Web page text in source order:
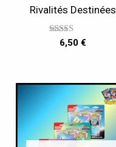
Rivalités Destinées
Note
5.00
6,50€